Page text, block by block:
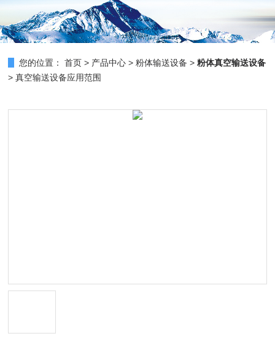
您的位置： 首页 > 产品中心 >粉体输送设备 >粉体真空输送设备
> 真空输送设备应用范围